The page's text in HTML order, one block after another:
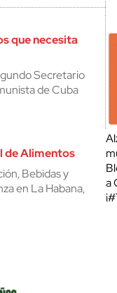
que necesita
Secretario
de Cuba
de Alimentos
Bebidas y
en La Habana,
a